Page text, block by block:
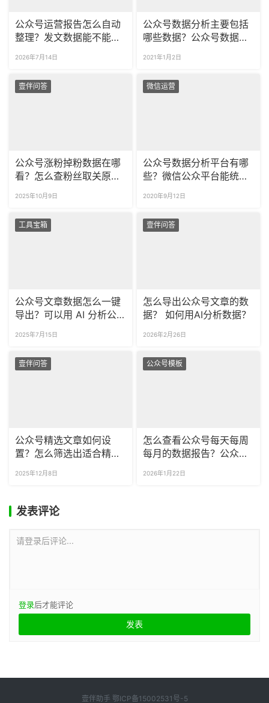
公众号运营报告怎么自动
整理？发文数据能不能按
2026年7月14日
公众号数据分析主要包括
哪些数据？公众号数据分
2021年1月2日
壹伴问答
公众号涨粉掉粉数据在哪
看？怎么查粉丝取关原
2025年10月9日
微信运营
公众号数据分析平台有哪
些？微信公众平台能统计
2020年9月12日
工具宝箱
公众号文章数据怎么一键
导出？可以用 AI 分析公
2025年7月15日
壹伴问答
怎么导出公众号文章的数
据？ 如何用AI分析数据？
2026年2月26日
壹伴问答
公众号精选文章如何设
置？怎么筛选出适合精选
2025年12月8日
公众号模板
怎么查看公众号每天每周
每月的数据报告？公众号
2026年1月22日
发表评论
请登录后评论...
登录后才能评论
壹伴助手 鄂ICP备15002531号-5